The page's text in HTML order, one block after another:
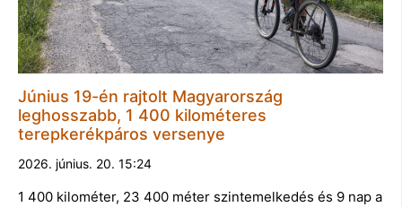
Június 19-én rajtolt Magyarország
leghosszabb, 1 400 kilométeres
terepkerékpáros versenye
2026. június. 20. 15:24
1 400 kilométer, 23 400 méter szintemelkedés és 9 nap a